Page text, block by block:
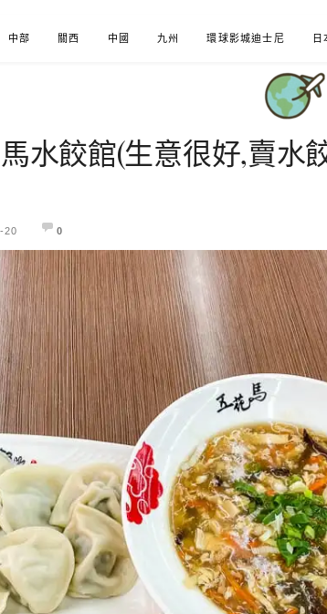
中部 關西 中國 九州 環球影城迪士尼 日
水餃館(生意很好,賣水
20 0